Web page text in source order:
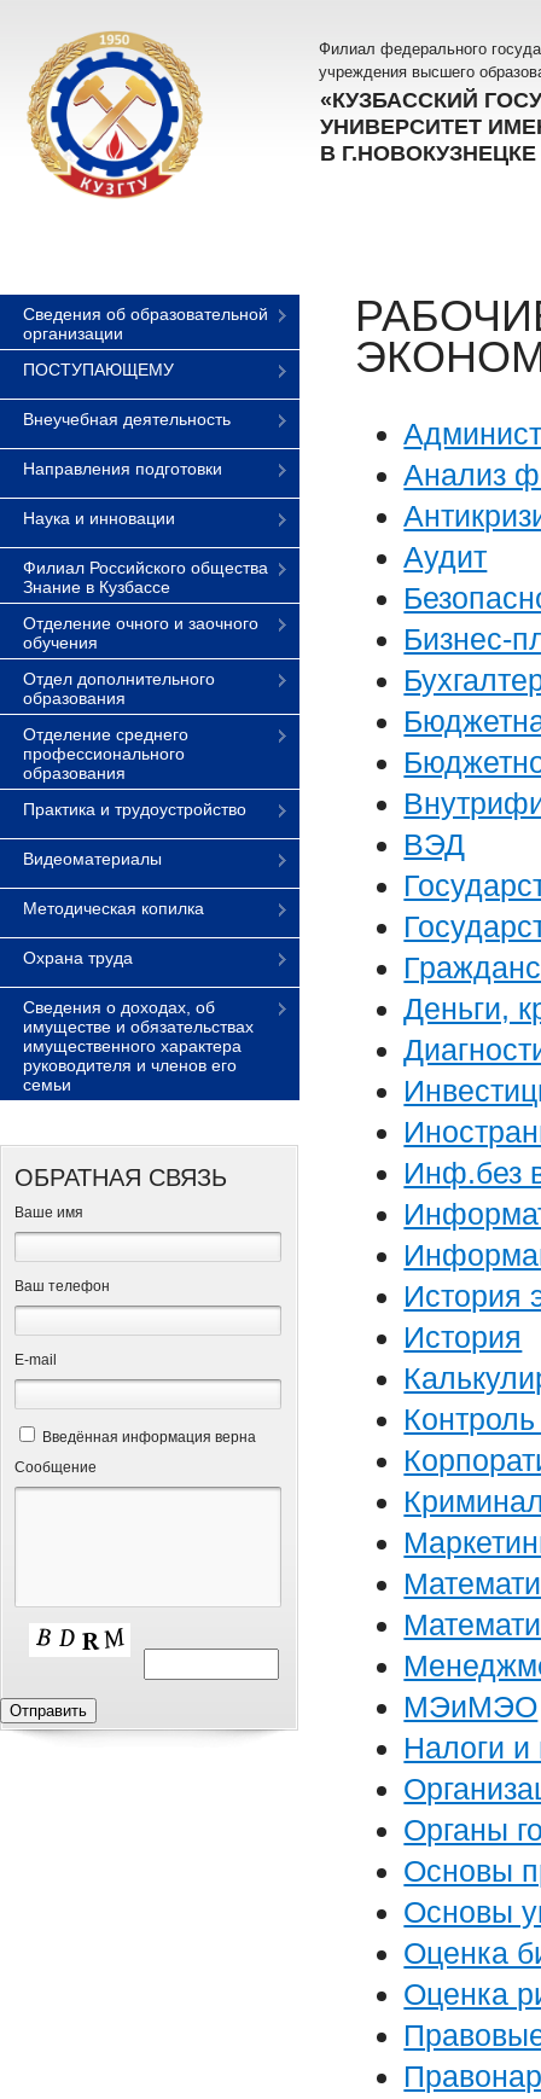
Филиал федерального
учреждения высшего
«КУЗБАССКИЙ
УНИВЕРСИТЕТ
В Г.НОВОКУЗНЕЦКЕ
Сведения об образовательной
организации
ПОСТУПАЮЩЕМУ
Внеучебная деятельность
Направления подготовки
Наука и инновации
Филиал Российского общества
Знание в Кузбассе
Отделение очного и заочного
обучения
Отдел дополнительного
образования
Отделение среднего
профессионального
образования
Практика и трудоустройство
Видеоматериалы
Методическая копилка
Охрана труда
Сведения о доходах, об
имуществе и обязательствах
имущественного характера
руководителя и членов его
семьи
ОБРАТНАЯ СВЯЗЬ
Ваше имя
Ваш телефон
Е-mail
Введённая информация верна
Сообщение
Анализ
Аудит
Бизнес-
ВЭД
Деньги,
Инф.без
История
История
МЭиМЭО
Налоги и
Органы
Основы
Основы
Оценка
Оценка